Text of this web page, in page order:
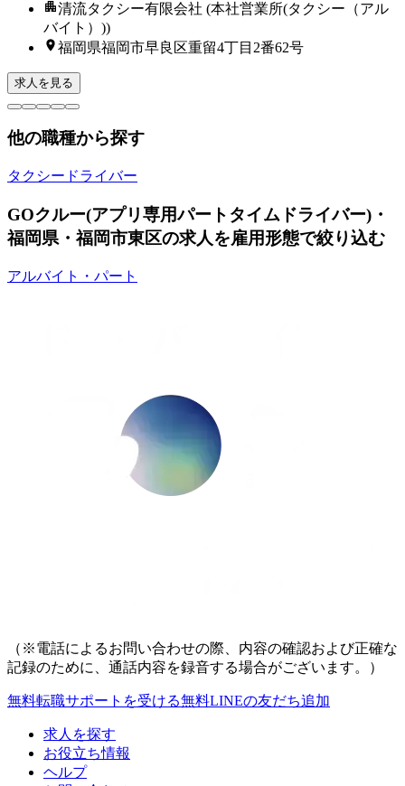
清流タクシー有限会社 (本社営業所(タクシー（アル
バイト）))
福岡県福岡市早良区重留4丁目2番62号
求人を見る
他の職種から探す
タクシードライバー
GOクルー(アプリ専用パートタイムドライバー)・
福岡県・福岡市東区の求人を雇用形態で絞り込む
アルバイト・パート
（※電話によるお問い合わせの際、内容の確認および正確な
記録のために、通話内容を録音する場合がございます。）
無料転職サポートを受ける無料LINEの友だち追加
求人を探す
お役立ち情報
ヘルプ